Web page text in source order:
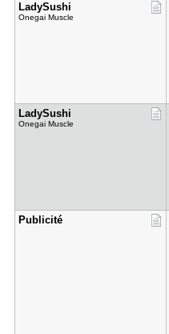
LadySushi
Onegai Muscle
LadySushi
Onegai Muscle
Publicité